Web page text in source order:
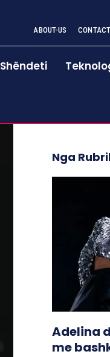
ABOUT-US CONTACT
Shëndeti
Nga
Adelina
me